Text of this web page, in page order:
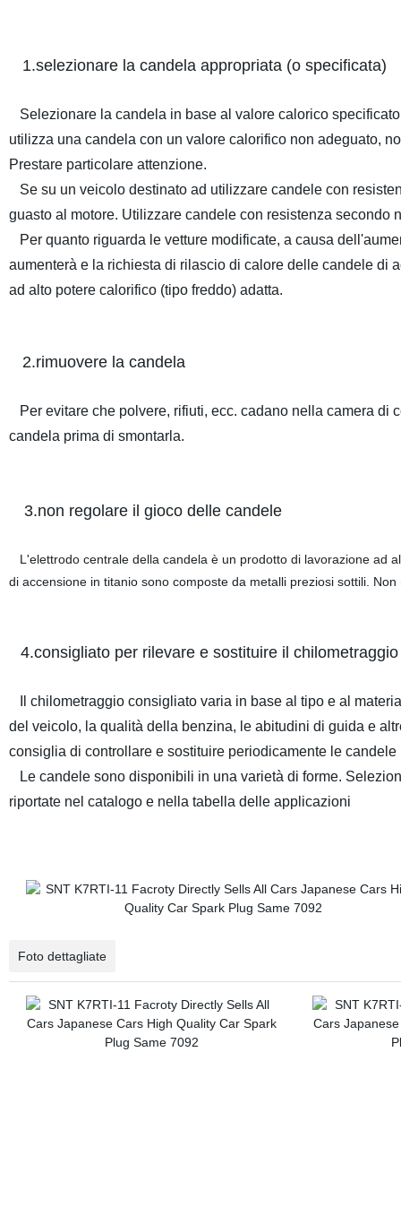
1.selezionare la candela appropriata (o specificata)
Selezionare la candela in base al valore calorico
utilizza una candela con un valore calorifico non adeguato,
Prestare particolare attenzione.
Se su un veicolo destinato ad utilizzare candele con
guasto al motore. Utilizzare candele con resistenza secondo
Per quanto riguarda le vetture modificate, a causa
aumenterà e la richiesta di rilascio di calore delle candele di
ad alto potere calorifico (tipo freddo) adatta.
2.rimuovere la candela
Per evitare che polvere, rifiuti, ecc. cadano nella camera di
candela prima di smontarla.
3.non regolare il gioco delle candele
L'elettrodo centrale della candela è un prodotto di lavorazione ad
di accensione in titanio sono composte da metalli preziosi sottili.
4.consigliato per rilevare e sostituire il
Il chilometraggio consigliato varia in base al tipo e al
del veicolo, la qualità della benzina, le abitudini di guida e
consiglia di controllare e sostituire periodicamente le
Le candele sono disponibili in una varietà di forme.
riportate nel catalogo e nella tabella delle applicazioni
Foto dettagliate